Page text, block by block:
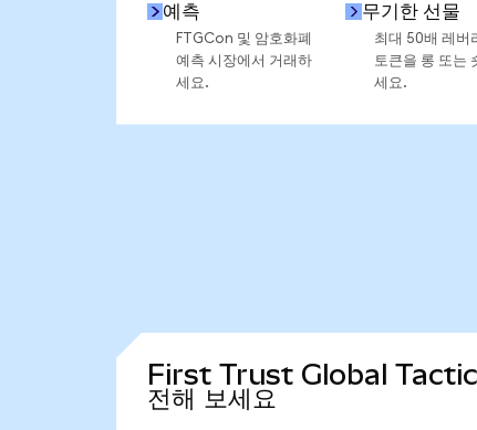
예측
FTGCon 및 암호화폐
예측 시장에서 거래하
세요.
무기한 선물
최대 50배 레버
토큰을 롱 또는
세요.
First Trust Global
전해 보세요